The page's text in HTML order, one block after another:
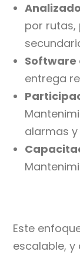
por
Software
entrega
alarmas
Este
escalable,